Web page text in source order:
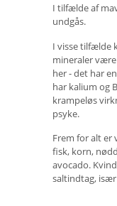
I tilfælde af
undgås.
I visse tilfælde
mineraler
her - det har
har kalium og
krampeløs
psyke.
Frem for alt er
fisk, korn,
avocado.
saltindtag,